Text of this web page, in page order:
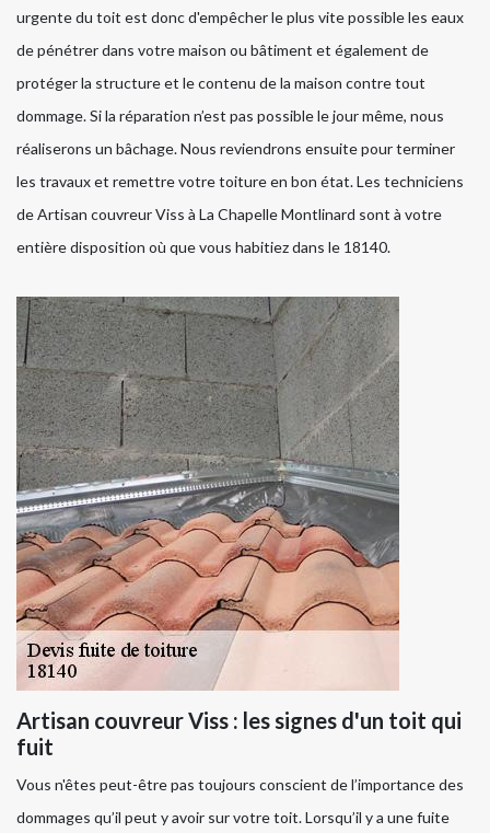
urgente du toit est donc d'empêcher le plus vite possible les eaux
de pénétrer dans votre maison ou bâtiment et également de
protéger la structure et le contenu de la maison contre tout
dommage. Si la réparation n’est pas possible le jour même, nous
réaliserons un bâchage. Nous reviendrons ensuite pour terminer
les travaux et remettre votre toiture en bon état. Les techniciens
de Artisan couvreur Viss à La Chapelle Montlinard sont à votre
entière disposition où que vous habitiez dans le 18140.
Artisan couvreur Viss : les signes d'un toit qui
fuit
Vous n'êtes peut-être pas toujours conscient de l’importance des
dommages qu’il peut y avoir sur votre toit. Lorsqu’il y a une fuite